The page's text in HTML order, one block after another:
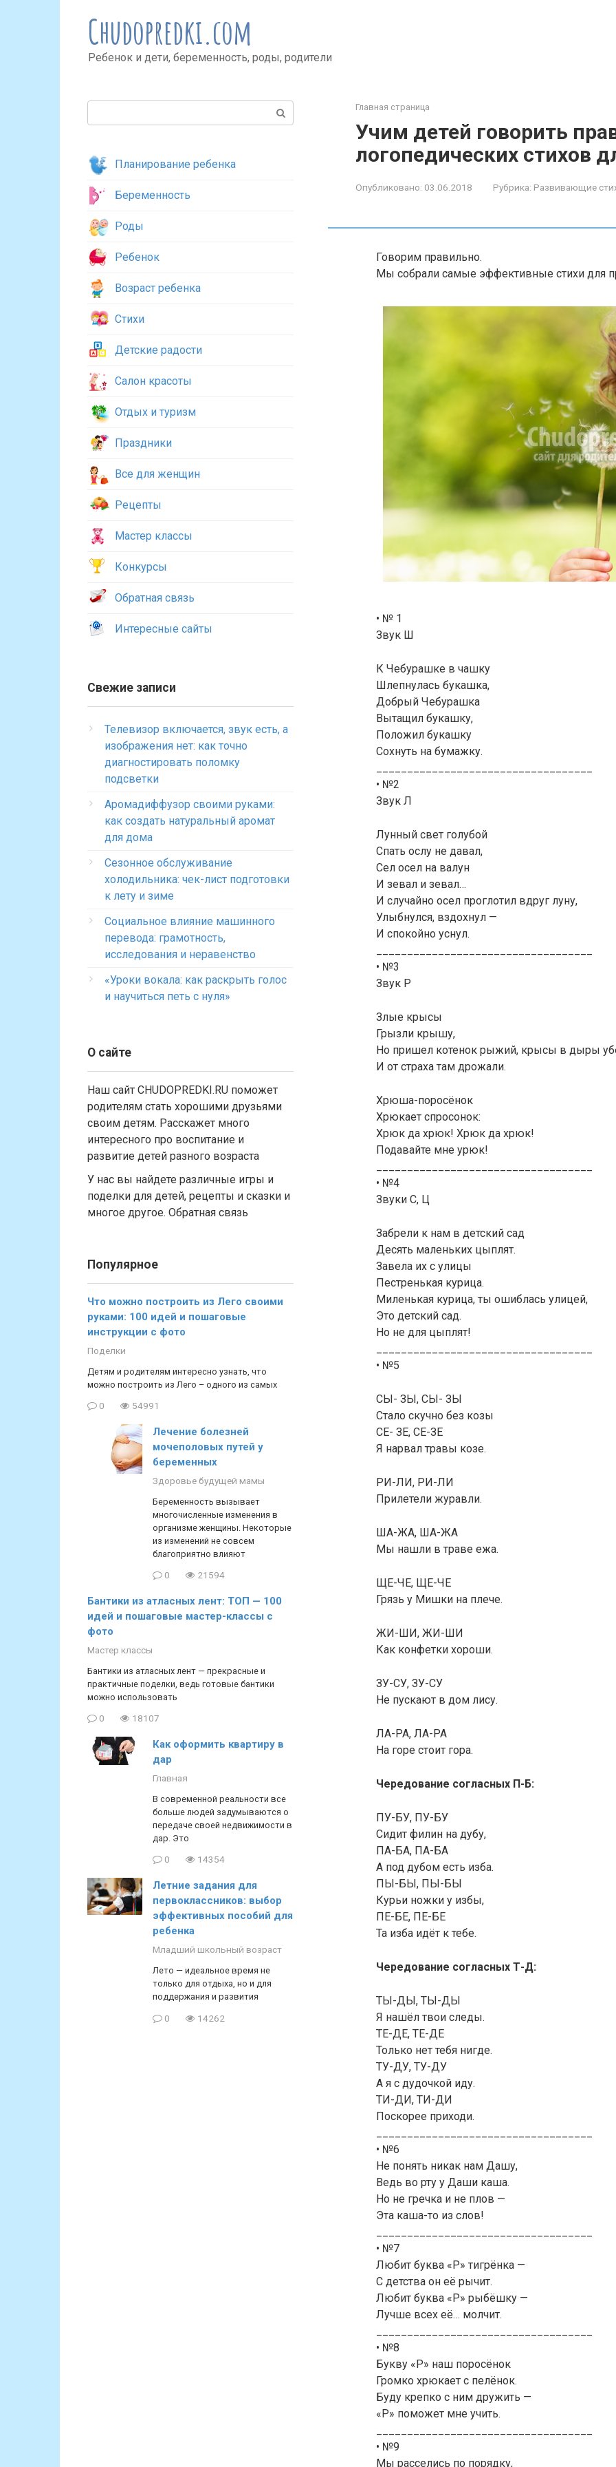
Chudopredki.com
Ребенок и дети, беременность, роды, родители
Главная страница
Учим детей говорить
логопедических стихов
Опубликовано: 03.06.2018 Рубрика: Развивающие
Говорим правильно.
Мы собрали самые эффективные стихи для
• № 1
Звук Ш
К Чебурашке в чашку
Шлепнулась букашка,
Добрый Чебурашка
Вытащил букашку,
Положил букашку
Сохнуть на бумажку.
• №2
Звук Л
Лунный свет голубой
Спать ослу не давал,
Сел осел на валун
И зевал и зевал…
И случайно осел проглотил вдруг луну,
Улыбнулся, вздохнул —
И спокойно уснул.
• №3
Звук Р
Злые крысы
Грызли крышу,
Но пришел котенок рыжий, крысы в дыры
И от страха там дрожали.
Хрюша-поросёнок
Хрюкает спросонок:
Хрюк да хрюк! Хрюк да хрюк!
Подавайте мне урюк!
• №4
Звуки С, Ц
Забрели к нам в детский сад
Десять маленьких цыплят.
Завела их с улицы
Пестpeнькая курица.
Миленькая курица, ты ошиблась улицей,
Это детский сад.
Но не для цыплят!
• №5
СЫ- ЗЫ, СЫ- ЗЫ
Стало скучно без козы
СЕ- ЗЕ, СЕ-ЗЕ
Я нарвал травы козе.
РИ-ЛИ, РИ-ЛИ
Прилетели журавли.
ША-ЖА, ША-ЖА
Мы нашли в траве ежа.
ЩЕ-ЧЕ, ЩЕ-ЧЕ
Грязь у Мишки на плече.
ЖИ-ШИ, ЖИ-ШИ
Как конфетки хороши.
ЗУ-СУ, ЗУ-СУ
Не пускают в дом лису.
ЛА-РА, ЛА-РА
На горе стоит гора.
Чередование согласных П-Б:
ПУ-БУ, ПУ-БУ
Сидит филин на дубу,
ПА-БА, ПА-БА
А под дубом есть изба.
ПЫ-БЫ, ПЫ-БЫ
Курьи ножки у избы,
ПЕ-БЕ, ПЕ-БЕ
Та изба идёт к тебе.
Чередование согласных Т-Д:
ТЫ-ДЫ, ТЫ-ДЫ
Я нашёл твои следы.
ТЕ-ДЕ, ТЕ-ДЕ
Только нет тебя нигде.
ТУ-ДУ, ТУ-ДУ
А я с дудочкой иду.
ТИ-ДИ, ТИ-ДИ
Поскорее приходи.
• №6
Не понять никак нам Дашу,
Ведь во рту у Даши каша.
Но не гречка и не плов —
Эта каша-то из слов!
• №7
Любит буква «Р» тигрёнка —
С детства он её рычит.
Любит буква «Р» рыбёшку —
Лучше всех её… молчит.
• №8
Букву «Р» наш поросёнок
Громко хрюкает с пелёнок.
Буду крепко с ним дружить —
«Р» поможет мне учить.
• №9
Мы расселись по порядку,
Планирование ребенка
Беременность
Роды
Ребенок
Возраст ребенка
Стихи
Детские радости
Салон красоты
Отдых и туризм
Праздники
Все для женщин
Рецепты
Мастер классы
Конкурсы
Обратная связь
Интересные сайты
Свежие записи
Телевизор включается, звук есть, а
изображения нет: как точно
диагностировать поломку
подсветки
Аромадиффузор своими руками:
как создать натуральный аромат
для дома
Сезонное обслуживание
холодильника: чек-лист подготовки
к лету и зиме
Социальное влияние машинного
перевода: грамотность,
исследования и неравенство
«Уроки вокала: как раскрыть голос
и научиться петь с нуля»
О сайте
Наш сайт CHUDOPREDKI.RU поможет
родителям стать хорошими друзьями
своим детям. Расскажет много
интересного про воспитание и
развитие детей разного возраста
У нас вы найдете различные игры и
поделки для детей, рецепты и сказки и
многое другое. Обратная связь
Популярное
Что можно построить из Лего своими
руками: 100 идей и пошаговые
инструкции с фото
Поделки
Детям и родителям интересно узнать, что
можно построить из Лего – одного из самых
0 54991
Лечение болезней
мочеполовых путей у
беременных
Здоровье будущей мамы
Беременность вызывает
многочисленные изменения в
организме женщины. Некоторые
из изменений не совсем
благоприятно влияют
0 21594
Бантики из атласных лент: ТОП — 100
идей и пошаговые мастер-классы с
фото
Мастер классы
Бантики из атласных лент — прекрасные и
практичные поделки, ведь готовые бантики
можно использовать
0 18107
Как оформить квартиру в
дар
Главная
В современной реальности все
больше людей задумываются о
передаче своей недвижимости в
дар. Это
0 14354
Летние задания для
первоклассников: выбор
эффективных пособий для
ребенка
Младший школьный возраст
Лето — идеальное время не
только для отдыха, но и для
поддержания и развития
0 14262